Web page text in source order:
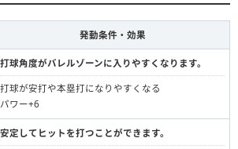
発動条件・効果
打球角度がバレルゾーンに入りやすくなります。
打球が安打や本塁打になりやすくなる
パワー+6
安定してヒットを打つことができます。